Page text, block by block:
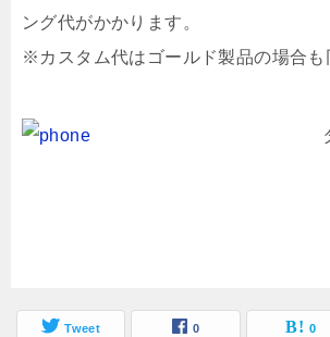
ング代がかかります。
※カスタム代はゴールド製品の場合も
Tweet 0 0